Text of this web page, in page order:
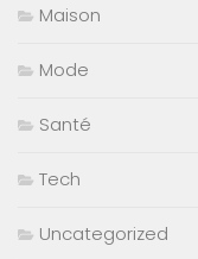
Maison
Mode
Santé
Tech
Uncategorized